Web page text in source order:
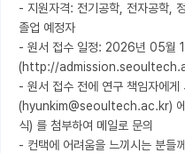
- 지원자격: 전기공학, 전자공학,
졸업 예정자
- 원서 접수 일정: 2026년 05월
(http://
- 원서 접수 전에 연구 책임자에
(hyunkim@seoultech.ac.kr) 에
식) 를 첨부하여 메일로 문의
- 컨택에 어려움을 느끼시는 분들